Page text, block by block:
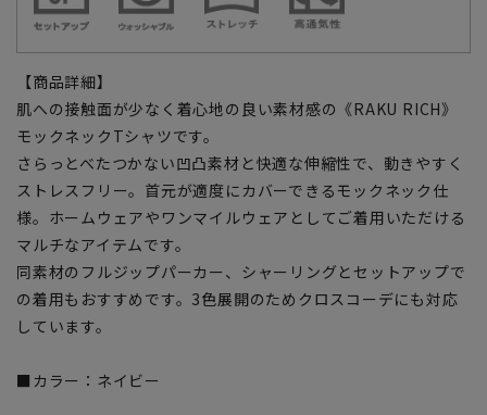
【商品詳細】
肌への接触面が少なく着心地の良い素材感の《RAKU RICH》
モックネックTシャツです。
さらっとべたつかない凹凸素材と快適な伸縮性で、動きやすく
ストレスフリー。首元が適度にカバーできるモックネック仕
様。ホームウェアやワンマイルウェアとしてご着用いただける
マルチなアイテムです。
同素材のフルジップパーカー、シャーリングとセットアップで
の着用もおすすめです。3色展開のためクロスコーデにも対応
しています。
■カラー：ネイビー